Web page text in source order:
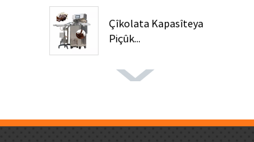
Çîkolata Kapasîteya
Piçûk...